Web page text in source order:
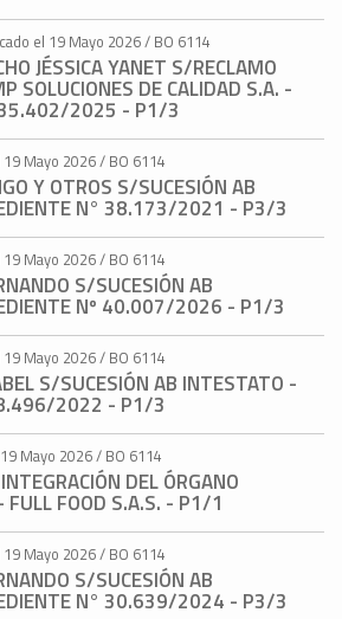
el 19 Mayo 2026 / BO 6114
JÉSSICA YANET S/RECLAMO
SOLUCIONES DE CALIDAD S.A. -
2025 - P1/3
Mayo 2026 / BO 6114
Y OTROS S/SUCESIÓN AB
N° 38.173/2021 - P3/3
Mayo 2026 / BO 6114
S/SUCESIÓN AB
Nº 40.007/2026 - P1/3
Mayo 2026 / BO 6114
S/SUCESIÓN AB INTESTATO -
2022 - P1/3
Mayo 2026 / BO 6114
DEL ÓRGANO
FOOD S.A.S. - P1/1
Mayo 2026 / BO 6114
S/SUCESIÓN AB
N° 30.639/2024 - P3/3